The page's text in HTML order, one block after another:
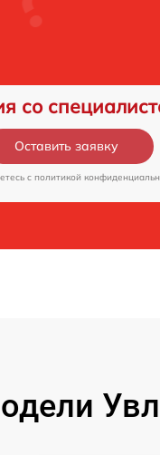
со
Оставить заявку
c политикой